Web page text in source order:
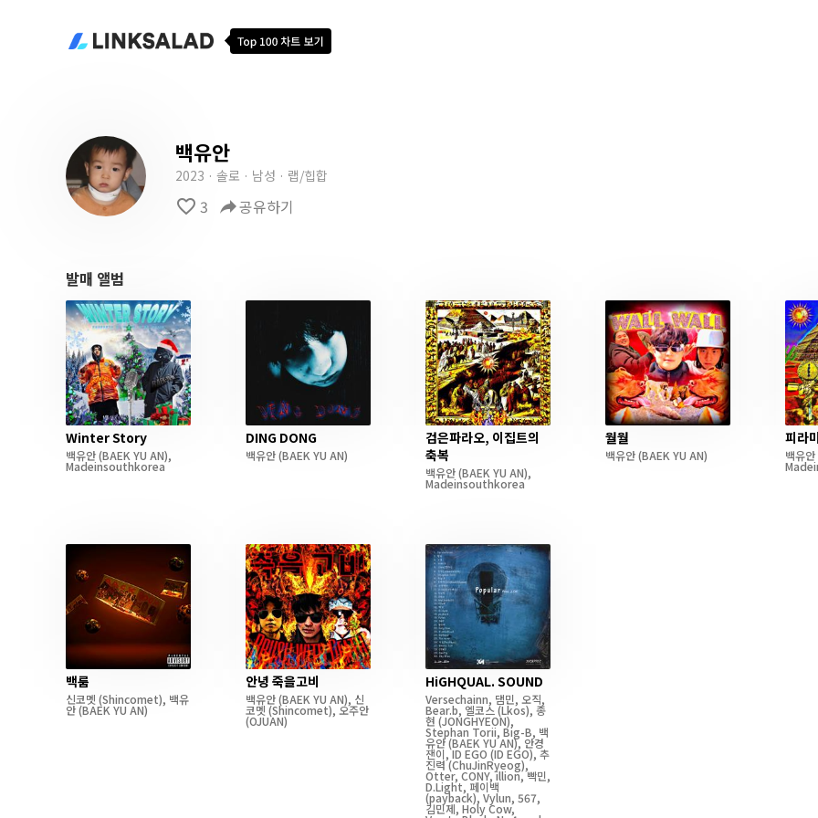
백유안
2023 · 솔로 · 남성 · 랩/힙합
favorite_border 3 reply공유하기
발매 앨범
Winter Story
백유안(BAEK YU AN),
Madeinsouthkorea
DING DONG
백유안(BAEK YU AN)
검은파라오, 이집트의
축복
백유안(BAEK YU AN),
Madeinsouthkorea
월월
백유안(BAEK YU AN)
피라
백유안
백룸
신코멧 (Shincomet), 백유
안(BAEK YU AN)
안녕 죽을고비
백유안(BAEK YU AN), 신
코멧(Shincomet), 오주안
(OJUAN)
HiGHQUAL. SOUND
Versechainn, 댐민, 오직,
Bear.b, 엘코스(Lkos), 종
현 (JONGHYEON),
Stephan Torii, Big-B, 백
유안(BAEK YU AN), 안경
잰이,ID EGO (ID EGO),추
진력(ChuJinRyeog),
Otter, CONY,illion,빡민,
D.Light, 페이백
(payback), Vylun, 567,
김민제, Holy Cow,